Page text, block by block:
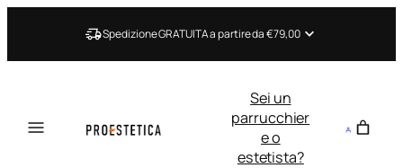
Spedizione GRATUITA a partire da €79,00
Sei un
parrucchier
e o
estetista?